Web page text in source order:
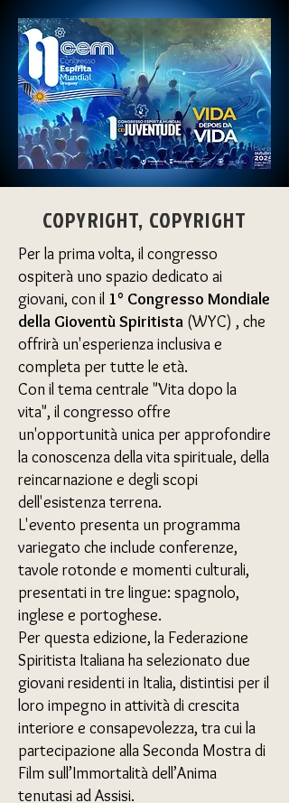
COPYRIGHT, COPYRIGHT
Per la prima volta, il congresso
ospiterà uno spazio dedicato ai
giovani, con il 1° Congresso Mondiale
della Gioventù Spiritista (WYC) , che
offrirà un'esperienza inclusiva e
completa per tutte le età.
Con il tema centrale "Vita dopo la
vita", il congresso offre
un'opportunità unica per approfondire
la conoscenza della vita spirituale, della
reincarnazione e degli scopi
dell'esistenza terrena.
L'evento presenta un programma
variegato che include conferenze,
tavole rotonde e momenti culturali,
presentati in tre lingue: spagnolo,
inglese e portoghese.
Per questa edizione, la Federazione
Spiritista Italiana ha selezionato due
giovani residenti in Italia, distintisi per il
loro impegno in attività di crescita
interiore e consapevolezza, tra cui la
partecipazione alla Seconda Mostra di
Film sull’Immortalità dell’Anima
tenutasi ad Assisi.